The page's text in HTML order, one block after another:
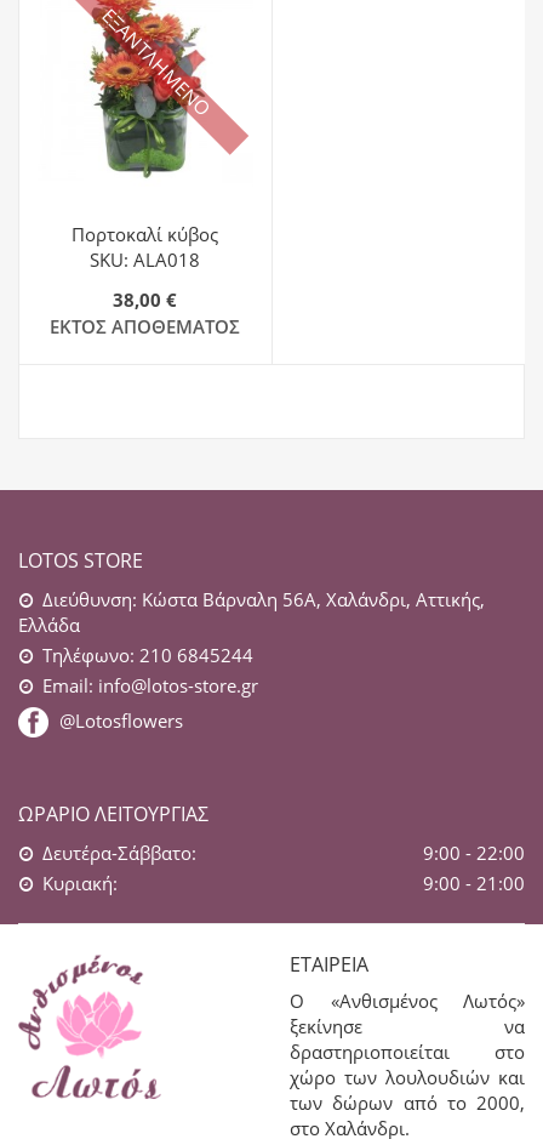
ΕΞΑΝΤΛΗΜΕΝΟ
Πορτοκαλί κύβος
SKU: ALA018
38,00 €
ΕΚΤΌΣ ΑΠΟΘΈΜΑΤΟΣ
LOTOS STORE
Διεύθυνση: Κώστα Βάρναλη 56Α, Χαλάνδρι, Αττικής,
Ελλάδα
Τηλέφωνο: 210 6845244
Email: info@lotos-store.gr
@Lotosflowers
ΩΡΆΡΙΟ ΛΕΙΤΟΥΡΓΊΑΣ
Δευτέρα-Σάββατο:
9:00 - 22:00
Κυριακή:
9:00 - 21:00
ΕΤΑΙΡΕΊΑ
Ο «Ανθισμένος Λωτός»
ξεκίνησε να
δραστηριοποιείται στο
χώρο των λουλουδιών και
των δώρων από το 2000,
στο Χαλάνδρι.